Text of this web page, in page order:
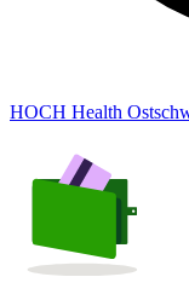
HOCH Health